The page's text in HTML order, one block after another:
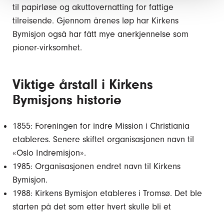
til papirløse og akuttovernatting for fattige
tilreisende. Gjennom årenes løp har Kirkens
Bymisjon også har fått mye anerkjennelse som
pioner-virksomhet.
Viktige årstall i Kirkens
Bymisjons historie
1855: Foreningen for indre Mission i Christiania
etableres. Senere skiftet organisasjonen navn til
«Oslo Indremisjon».
1985: Organisasjonen endret navn til Kirkens
Bymisjon.
1988: Kirkens Bymisjon etableres i Tromsø. Det ble
starten på det som etter hvert skulle bli et